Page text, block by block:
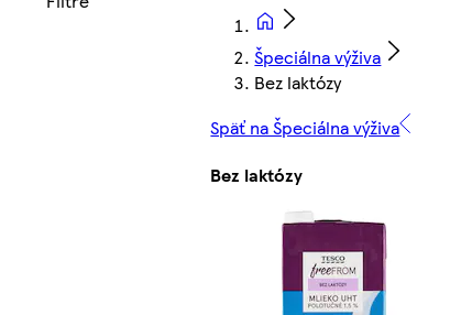
Špeciálna výživa
Bez laktózy
Späť na Špeciálna výživa
Bez laktózy